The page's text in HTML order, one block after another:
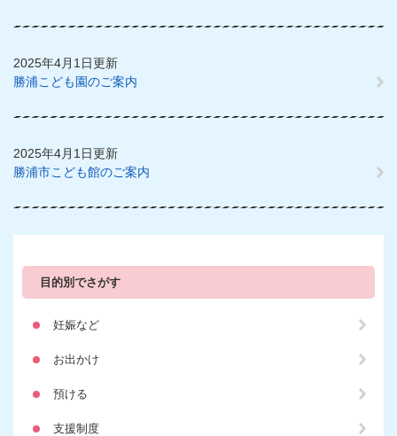
2025年4月1日更新
勝浦こども園のご案内
2025年4月1日更新
勝浦市こども館のご案内
目的別でさがす
妊娠など
お出かけ
預ける
支援制度